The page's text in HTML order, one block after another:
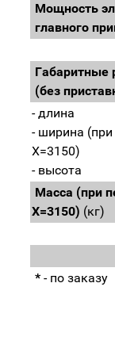
Мощность
главного
Габаритные
(без
- длина
- ширина
Х=3150)
- высота
Масса (при
Х=3150) (кг)
* - по заказу